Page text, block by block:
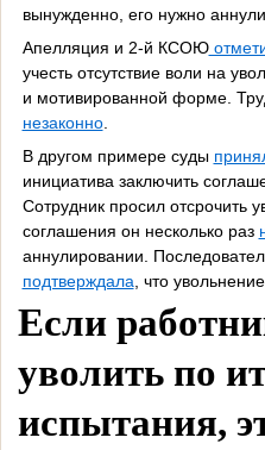
вынужденно, его нужно
Апелляция и 2-й КСОЮ
учесть отсутствие воли на
и мотивированной форме.
незаконно.
В другом примере суды
инициатива заключить
Сотрудник просил отсрочить
соглашения он несколько раз
аннулировании.
подтверждала , что
Если
уволить по
испытания,